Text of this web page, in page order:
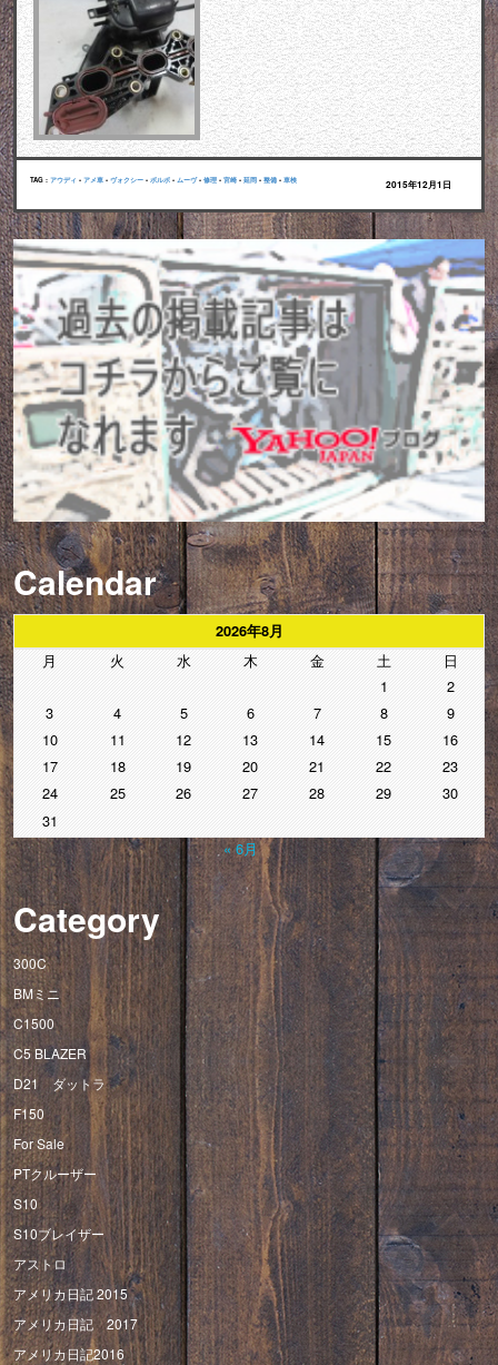
TAG : アウディ • アメ車 • ヴォクシー • ボルボ • ムーヴ• 修理 • 宮崎 • 延岡 • 整備 • 車検 2015年12月1日
Calendar
2026年8月
月 火 水 木 金 土
日
1
2
3
4 5 6 7 8
9
10
11 12 13 14 15
16
17
18 19 20 21 22
23
24
25 26 27 28 29
30
31
« 6月
Category
300C
BMミニ
C1500
C5 BLAZER
D21 ダットラ
F150
For Sale
PTクルーザー
S10
S10ブレイザー
アストロ
アメリカ日記 2015
アメリカ日記 2017
アメリカ日記2016